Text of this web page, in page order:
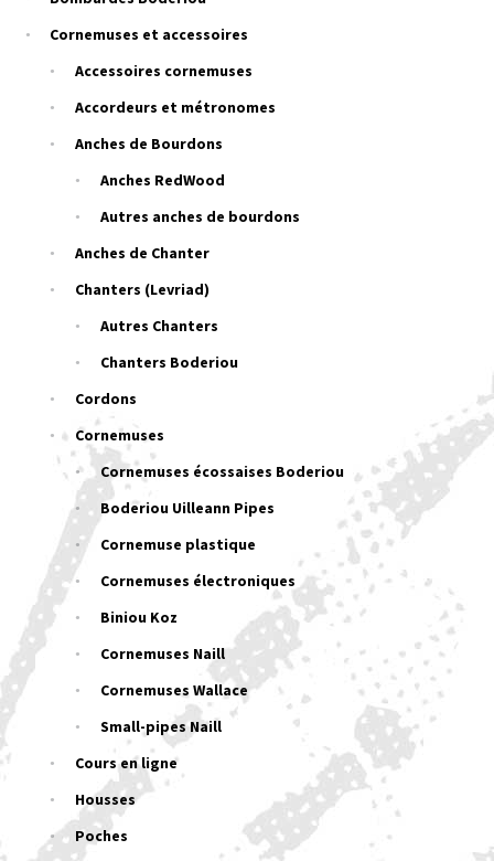
Cornemuses et accessoires
Accessoires cornemuses
Accordeurs et métronomes
Anches de Bourdons
Anches RedWood
Autres anches de bourdons
Anches de Chanter
Chanters (Levriad)
Autres Chanters
Chanters Boderiou
Cordons
Cornemuses
Cornemuses écossaises Boderiou
Boderiou Uilleann Pipes
Cornemuse plastique
Cornemuses électroniques
Biniou Koz
Cornemuses Naill
Cornemuses Wallace
Small-pipes Naill
Cours en ligne
Housses
Poches